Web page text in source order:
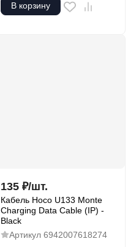
В корзину
135 ₽/шт.
Кабель Hoco U133 Monte
Charging Data Cable (IP) -
Black
Артикул 6942007618274